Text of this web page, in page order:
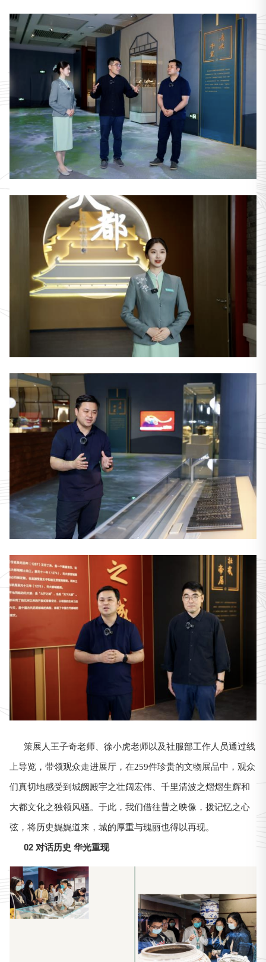
策展人王子奇老师、徐小虎老师以及社服部工作人员通过线
上导览，带领观众走进展厅，在259件珍贵的文物展品中，观众
们真切地感受到城阙殿宇之壮阔宏伟、千里清波之熠熠生辉和
大都文化之独领风骚。于此，我们借往昔之映像，拨记忆之心
弦，将历史娓娓道来，城的厚重与瑰丽也得以再现。
02 对话历史 华光重现